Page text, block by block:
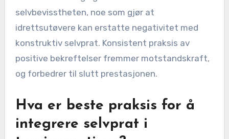
selvbevisstheten, noe som gjør at
idrettsutøvere kan erstatte negativitet med
konstruktiv selvprat. Konsistent praksis av
positive bekreftelser fremmer motstandskraft,
og forbedrer til slutt prestasjonen.
Hva er beste praksis for å
integrere selvprat i